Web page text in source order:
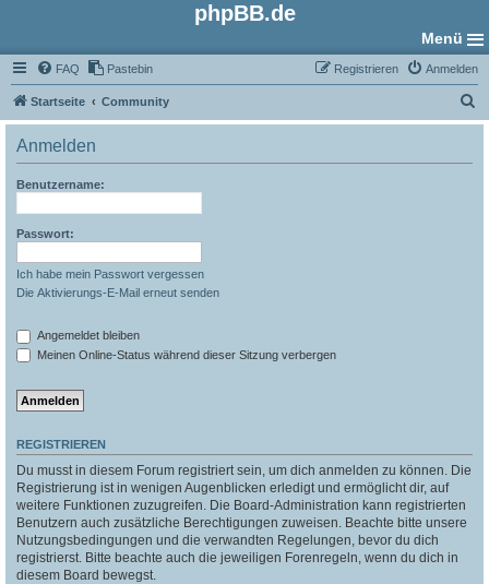
phpBB.de
Menü
FAQ Pastebin Anmelden
Registrieren
Startseite Community
u
Anmelden
Benutzername:
Passwort:
Ich habe mein Passwort vergessen
Die Aktivierungs-E-Mail erneut senden
Angemeldet bleiben
Meinen Online-Status während dieser Sitzung verbergen
REGISTRIEREN
Du musst in diesem Forum registriert sein, um dich anmelden zu können. Die
Registrierung ist in wenigen Augenblicken erledigt und ermöglicht dir, auf
weitere Funktionen zuzugreifen. Die Board-Administration kann registrierten
Benutzern auch zusätzliche Berechtigungen zuweisen. Beachte bitte unsere
Nutzungsbedingungen und die verwandten Regelungen, bevor du dich
registrierst. Bitte beachte auch die jeweiligen Forenregeln, wenn du dich in
diesem Board bewegst.